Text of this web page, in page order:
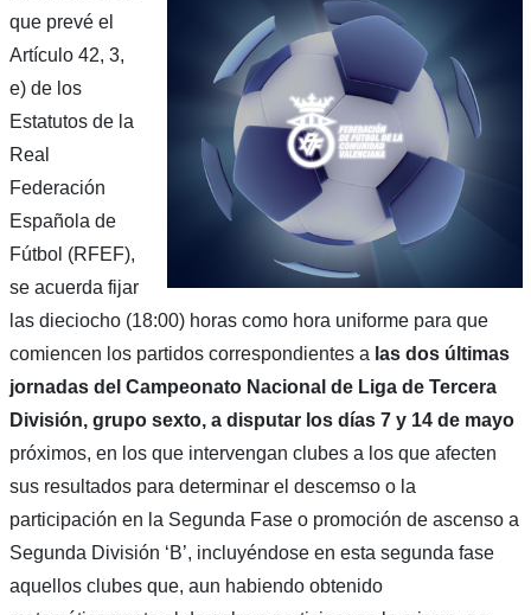
que prevé el
Artículo 42, 3,
e) de los
Estatutos de la
Real
Federación
Española de
Fútbol (RFEF),
se acuerda fijar
las dieciocho (18:00) horas como hora uniforme para que
comiencen los partidos correspondientes a las dos últimas
jornadas del Campeonato Nacional de Liga de Tercera
División, grupo sexto, a disputar los días 7 y 14 de mayo
próximos, en los que intervengan clubes a los que afecten
sus resultados para determinar el descemso o la
participación en la Segunda Fase o promoción de ascenso a
Segunda División ‘B’, incluyéndose en esta segunda fase
aquellos clubes que, aun habiendo obtenido